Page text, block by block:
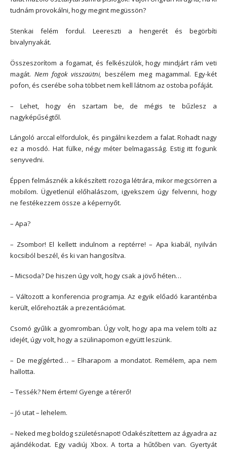
tudnám provokálni, hogy megint megüssön?
Stenkai felém fordul. Leereszti a hengerét és begörbíti
bivalynyakát.
Összeszorítom a fogamat, és felkészülök, hogy mindjárt rám veti
magát. Nem fogok visszaütni, beszélem meg magammal. Egy-két
pofon, és cserébe soha többet nem kell látnom az ostoba pofáját.
– Lehet, hogy én szartam be, de mégis te bűzlesz a
nagyképűségtől.
Lángoló arccal elfordulok, és pingálni kezdem a falat. Rohadt nagy
ez a mosdó. Hat fülke, négy méter belmagasság. Estig itt fogunk
senyvedni.
Éppen felmásznék a kikészített rozoga létrára, mikor megcsörren a
mobilom. Ügyetlenül előhalászom, igyekszem úgy felvenni, hogy
ne festékezzem össze a képernyőt.
– Apa?
– Zsombor! El kellett indulnom a reptérre! – Apa kiabál, nyilván
kocsiból beszél, és ki van hangosítva.
– Micsoda? De hiszen úgy volt, hogy csak a jövő héten…
– Változott a konferencia programja. Az egyik előadó karanténba
került, előrehozták a prezentációmat.
Csomó gyűlik a gyomromban. Úgy volt, hogy apa ma velem tölti az
idejét, úgy volt, hogy a szülinapomon együtt leszünk.
– De megígérted… – Elharapom a mondatot. Remélem, apa nem
hallotta.
– Tessék? Nem értem! Gyenge a térerő!
– Jó utat – lehelem.
– Neked meg boldog születésnapot! Odakészítettem az ágyadra az
ajándékodat. Egy vadiúj Xbox. A torta a hűtőben van. Gyertyát